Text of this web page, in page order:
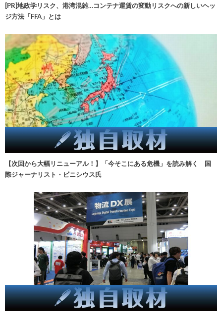
[PR]地政学リスク、港湾混雑…コンテナ運賃の変動リスクへの新しいヘッ
ジ方法「FFA」とは
【次回から大幅リニューアル！】「今そこにある危機」を読み解く 国
際ジャーナリスト・ビニシウス氏